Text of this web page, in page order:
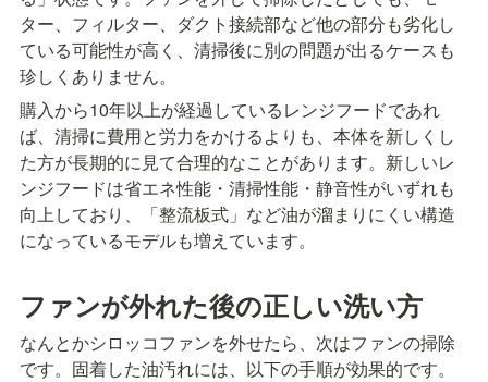
ター、フィルター、ダクト接続部など他の部分も劣化し
ている可能性が高く、清掃後に別の問題が出るケースも
珍しくありません。
購入から10年以上が経過しているレンジフードであれ
ば、清掃に費用と労力をかけるよりも、本体を新しくし
た方が長期的に見て合理的なことがあります。新しいレ
ンジフードは省エネ性能・清掃性能・静音性がいずれも
向上しており、「整流板式」など油が溜まりにくい構造
になっているモデルも増えています。
ファンが外れた後の正しい洗い方
なんとかシロッコファンを外せたら、次はファンの掃除
です。固着した油汚れには、以下の手順が効果的です。